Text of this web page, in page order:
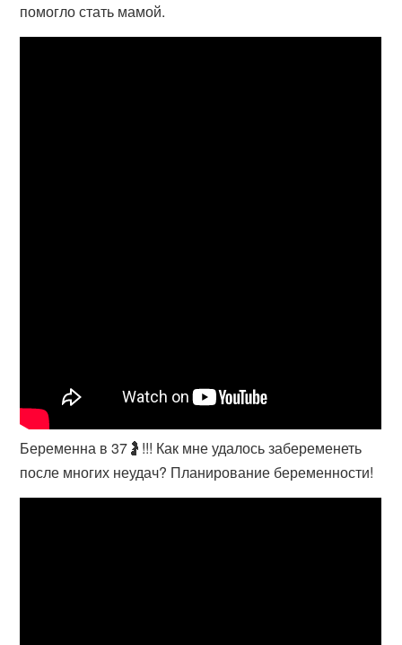
помогло стать мамой.
Беременна в 37🤰!!! Как мне удалось забеременеть
после многих неудач? Планирование беременности!